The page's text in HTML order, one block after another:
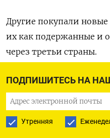
ПОДПИШИТЕСЬ НА
Утренняя
Другие покупали
их как подержанные и
через третьи ​страны.
По словам
значительную часть
‌составляли
марок,